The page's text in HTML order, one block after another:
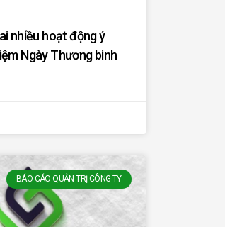
nhiều hoạt động ý
Ngày Thương binh
BÁO CÁO QUẢN TRỊ CÔNG TY